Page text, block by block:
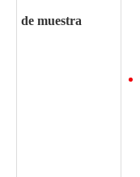
de muestra